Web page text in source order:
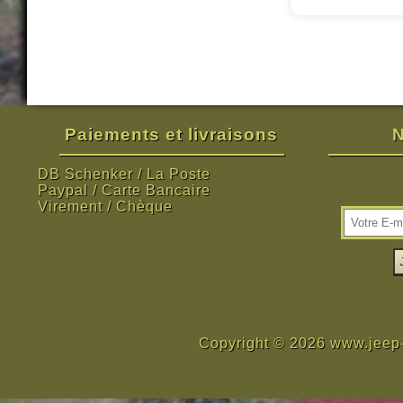
Paiements et livraisons
DB Schenker / La Poste
Paypal / Carte Bancaire
Virement / Chèque
Copyright © 2026